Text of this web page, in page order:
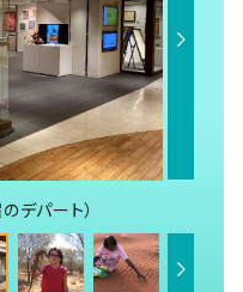
デパート）